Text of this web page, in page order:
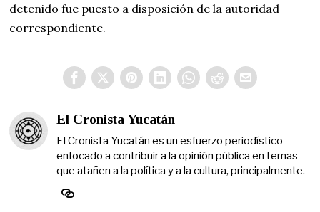
detenido fue puesto a disposición de la autoridad
correspondiente.
El Cronista Yucatán
El Cronista Yucatán es un esfuerzo periodístico
enfocado a contribuir a la opinión pública en temas
que atañen a la política y a la cultura, principalmente.